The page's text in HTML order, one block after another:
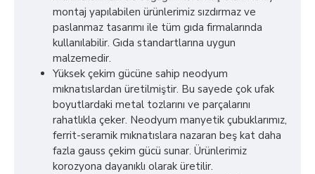
montaj yapılabilen ürünlerimiz sızdırmaz ve
paslanmaz tasarımı ile tüm gıda firmalarında
kullanılabilir. Gıda standartlarına uygun
malzemedir.
Yüksek çekim gücüne sahip neodyum
mıknatıslardan üretilmiştir. Bu sayede çok ufak
boyutlardaki metal tozlarını ve parçalarını
rahatlıkla çeker. Neodyum manyetik çubuklarımız,
ferrit-seramik mıknatıslara nazaran beş kat daha
fazla gauss çekim gücü sunar. Ürünlerimiz
korozyona dayanıklı olarak üretilir.